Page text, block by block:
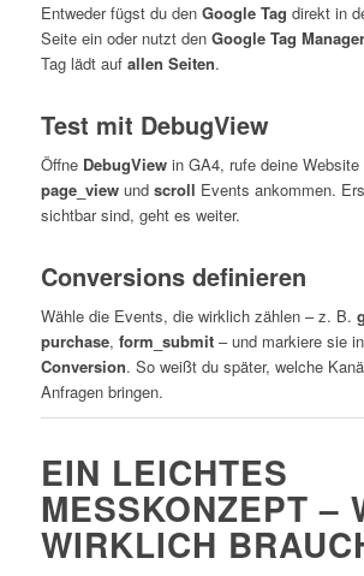
Entweder fügst du den Google Tag direkt in
Seite ein oder nutzt den Google Tag Manager
Tag lädt auf allen Seiten.
Test mit DebugView
Öffne DebugViewin GA4, rufe deine Website
page_viewund scroll Events ankommen.
sichtbar sind, geht es weiter.
Conversions definieren
Wähle die Events, die wirklich zählen – z. B.
purchase, form_submit– und markiere sie
Conversion. So weißt du später, welche
Anfragen bringen.
EIN LEICHTES
MESSKONZEPT –
WIRKLICH